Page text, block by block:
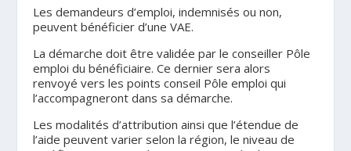
Les demandeurs d’emploi, indemnisés ou non,
peuvent bénéficier d’une VAE.
La démarche doit être validée par le conseiller Pôle
emploi du bénéficiaire. Ce dernier sera alors
renvoyé vers les points conseil Pôle emploi qui
l’accompagneront dans sa démarche.
Les modalités d’attribution ainsi que l’étendue de
l’aide peuvent varier selon la région, le niveau de